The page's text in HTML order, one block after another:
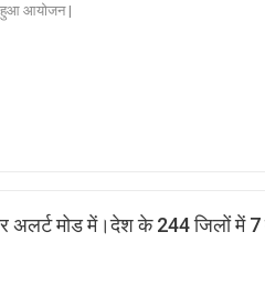
हुआ आयोजन |
अलर्ट मोड में।देश के 244 जिलों में 7